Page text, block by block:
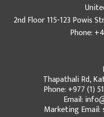
2nd Floor 115-123 Powis
Phone:
Thapathali Rd,
Phone: +977 (1)
Email:
Marketing Email: